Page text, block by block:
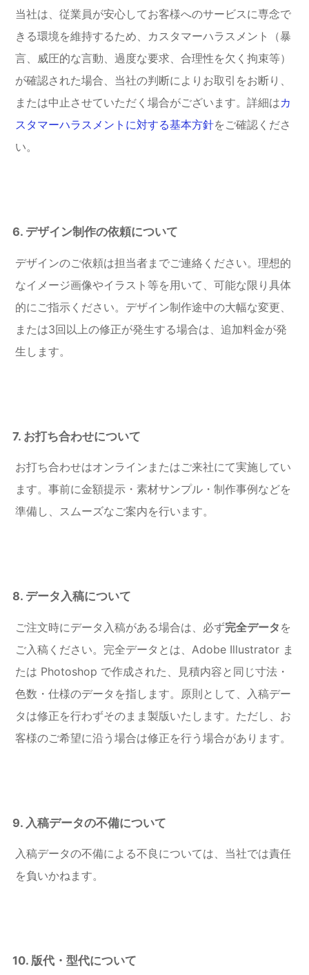
当社は、従業員が安心してお客様へのサービスに専念で
きる環境を維持するため、カスタマーハラスメント（暴
言、威圧的な言動、過度な要求、合理性を欠く拘束等）
が確認された場合、当社の判断によりお取引をお断り、
または中止させていただく場合がございます。詳細はカ
スタマーハラスメントに対する基本方針をご確認くださ
い。
6. デザイン制作の依頼について
デザインのご依頼は担当者までご連絡ください。理想的
なイメージ画像やイラスト等を用いて、可能な限り具体
的にご指示ください。デザイン制作途中の大幅な変更、
または3回以上の修正が発生する場合は、追加料金が発
生します。
7. お打ち合わせについて
お打ち合わせはオンラインまたはご来社にて実施してい
ます。事前に金額提示・素材サンプル・制作事例などを
準備し、スムーズなご案内を行います。
8. データ入稿について
ご注文時にデータ入稿がある場合は、必ず完全データ を
ご入稿ください。完全データとは、Adobe Illustrator ま
たは Photoshop で作成された、見積内容と同じ寸法・
色数・仕様のデータを指します。原則として、入稿デー
タは修正を行わずそのまま製版いたします。ただし、お
客様のご希望に沿う場合は修正を行う場合があります。
9. 入稿データの不備について
入稿データの不備による不良については、当社では責任
を負いかねます。
10. 版代・型代について